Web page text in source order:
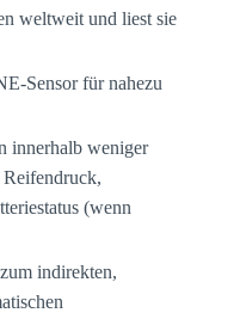
weltweit und liest sie
Sensor für nahezu
innerhalb weniger
(wenn
indirekten,